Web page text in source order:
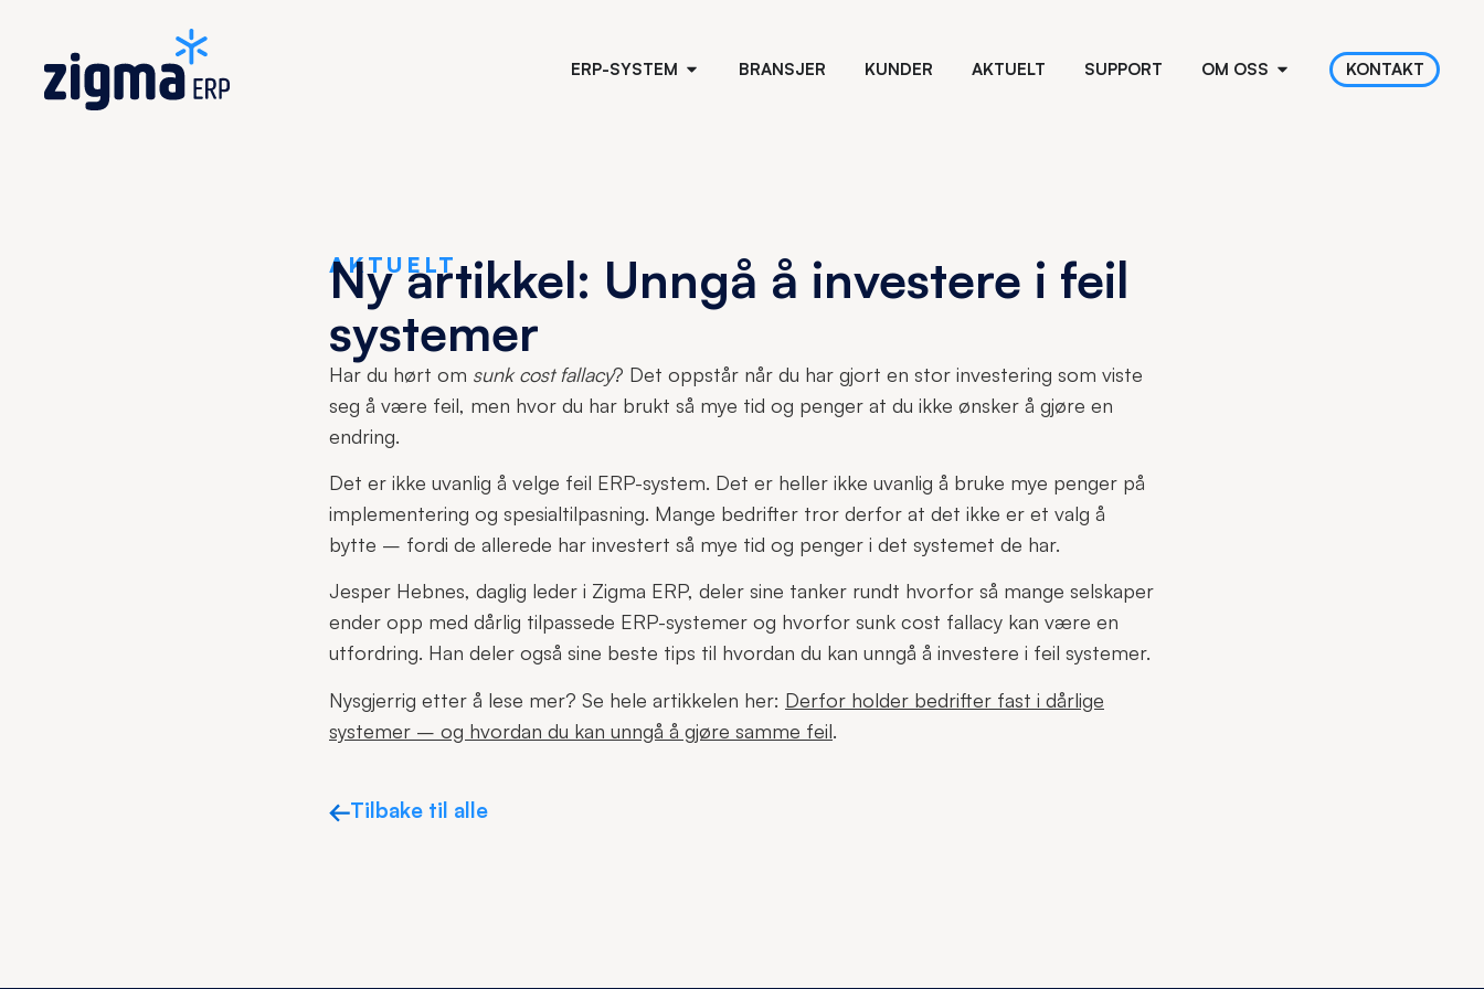
ERP-SYSTEM BRANSJER KUNDER AKTUELT SUPPORT OM OSS KONTAKT
AKTUELT
Ny artikkel: Unngå å investere i feil
systemer
Har du hørt om sunk cost fallacy? Det oppstår når du har gjort en stor investering som viste
seg å være feil, men hvor du har brukt så mye tid og penger at du ikke ønsker å gjøre en
endring.
Det er ikke uvanlig å velge feil ERP-system. Det er heller ikke uvanlig å bruke mye penger på
implementering og spesialtilpasning. Mange bedrifter tror derfor at det ikke er et valg å
bytte – fordi de allerede har investert så mye tid og penger i det systemet de har.
Jesper Hebnes, daglig leder i Zigma ERP, deler sine tanker rundt hvorfor så mange selskaper
ender opp med dårlig tilpassede ERP-systemer og hvorfor sunk cost fallacy kan være en
utfordring. Han deler også sine beste tips til hvordan du kan unngå å investere i feil systemer.
Nysgjerrig etter å lese mer? Se hele artikkelen her: Derfor holder bedrifter fast i dårlige
systemer – og hvordan du kan unngå å gjøre samme feil.
Tilbake til alle